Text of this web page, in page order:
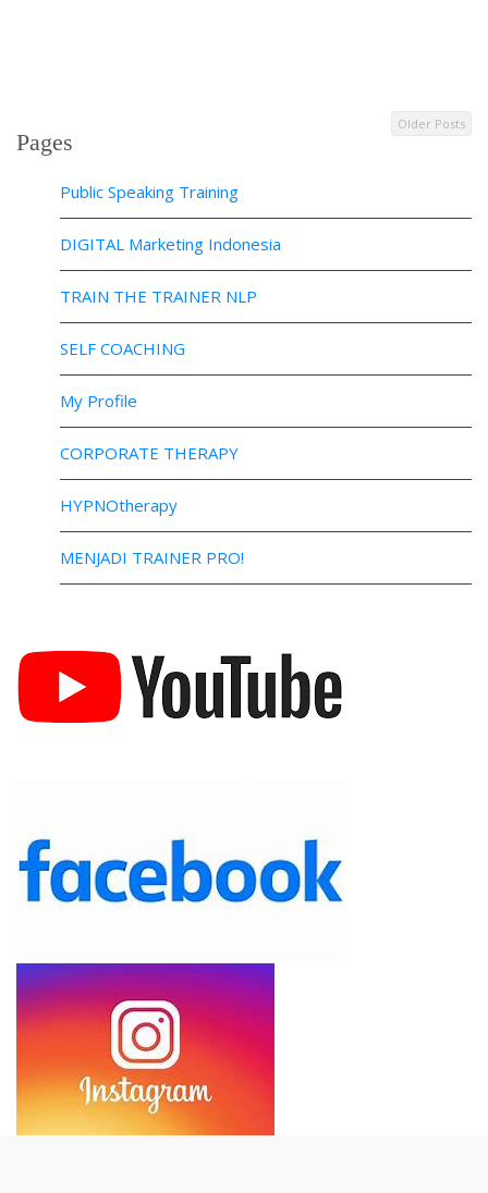
Older Posts
Pages
Public Speaking Training
DIGITAL Marketing Indonesia
TRAIN THE TRAINER NLP
SELF COACHING
My Profile
CORPORATE THERAPY
HYPNOtherapy
MENJADI TRAINER PRO!